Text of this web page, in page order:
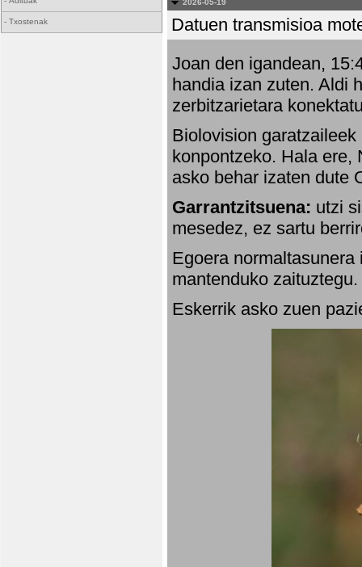
- Txostenak
Datuen transmisioa
Joan den igandean,
handia izan zuten. Aldi
zerbitzarietara
Biolovision
konpontzeko. Hala ere,
asko behar izaten dute
Garrantzitsuena: utzi
mesedez, ez sartu
Egoera
mantenduko
Eskerrik asko zuen